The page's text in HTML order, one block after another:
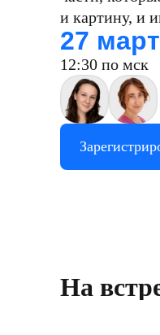
и картину, и
27
12:30 по мск
На